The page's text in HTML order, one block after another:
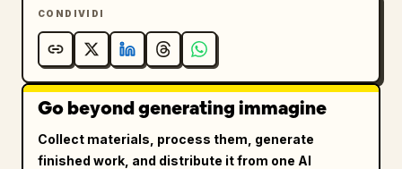
温柔氛围, 清冷知性, 松弛韩系, 都市极简, 轻熟气场,
日常休闲. In basso aggiungi la call-to-action
in cinese
你最想成为哪一个？
piccola 评论区告诉我 . Design di poster
premium, atmosfera da campagna di moda,
morbida, raffinato e aspirazionale.
CONDIVIDI
Go beyond generating immagine
Collect materials, process them, generate
finished work, and distribute it from one AI